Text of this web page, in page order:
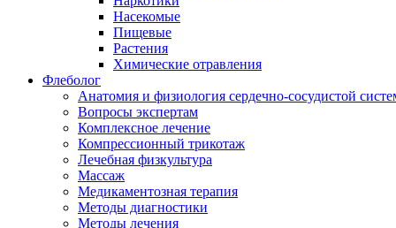
Насекомые
Пищевые
Растения
Химические отравления
Флеболог
Анатомия и физиология сердечно-сосудистой
Вопросы экспертам
Комплексное лечение
Компрессионный трикотаж
Лечебная физкультура
Массаж
Медикаментозная терапия
Методы диагностики
Методы лечения